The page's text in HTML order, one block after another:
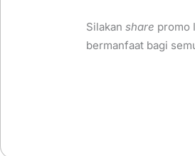
Silakan share promo
bermanfaat bagi